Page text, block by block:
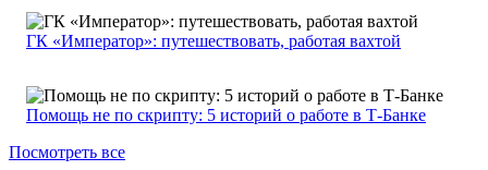
ГК «Император»: путешествовать, работая вахтой
Помощь не по скрипту: 5 историй о работе в Т-Банке
Посмотреть все